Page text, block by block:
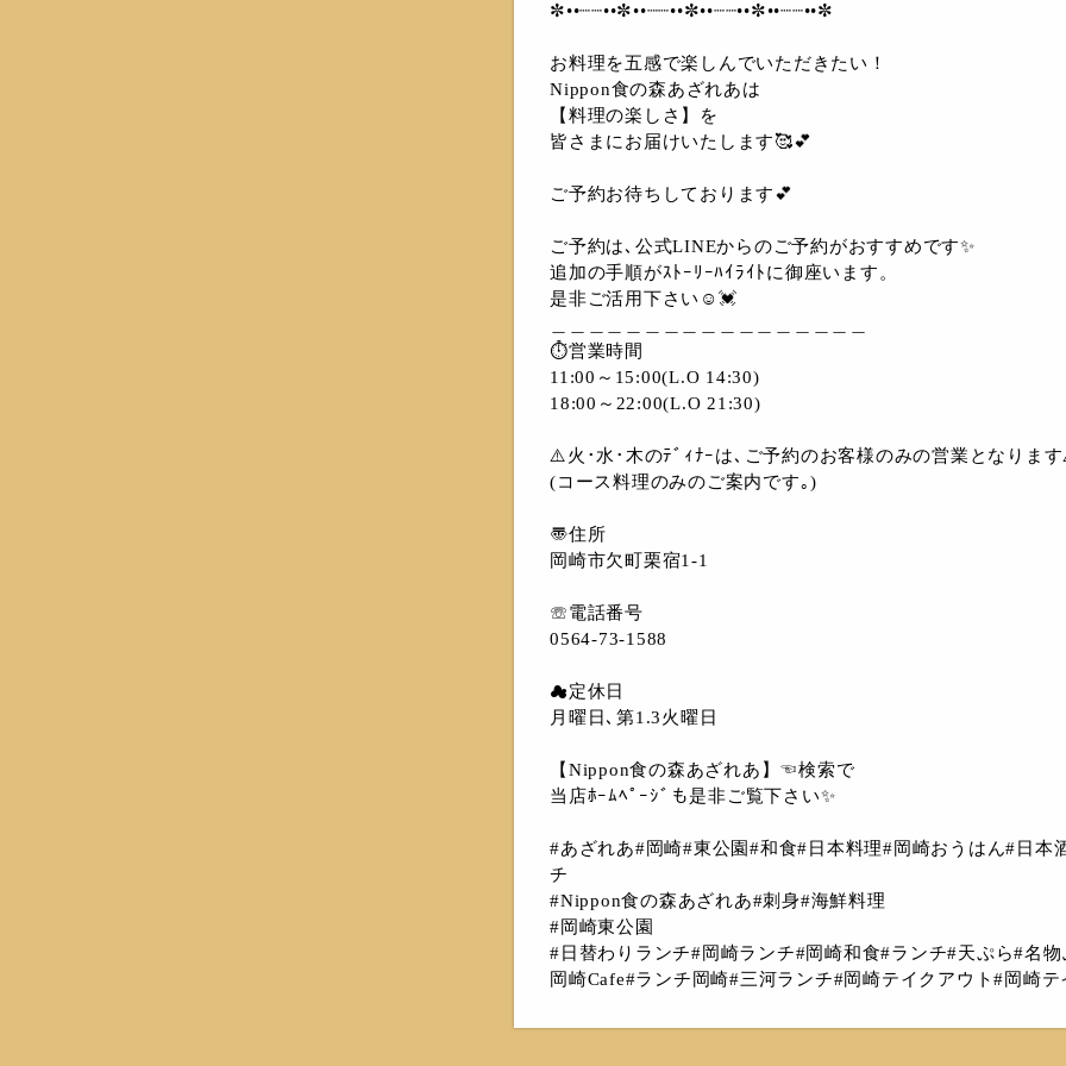
✼••┈┈••✼••┈┈••✼••┈┈••✼••┈┈••✼
お料理を五感で楽しんでいただきたい！
Nippon食の森あざれあは
【料理の楽しさ】を
皆さまにお届けいたします🥰💕
ご予約お待ちしております💕
ご予約は､公式LINEからのご予約がおすすめです✨
追加の手順がｽﾄｰﾘｰﾊｲﾗｲﾄに御座います。
是非ご活用下さい☺️💓
⏱営業時間
11:00～15:00(L.O 14:30)
18:00～22:00(L.O 21:30)
⚠️火･水･木のﾃﾞｨﾅｰは､ご予約のお客様のみの営業となりま
(コース料理のみのご案内です｡)
〠住所
岡崎市欠町栗宿1-1
☏電話番号
0564-73-1588
☁︎定休日
月曜日､第1.3火曜日
【Nippon食の森あざれあ】☜検索で
当店ﾎｰﾑﾍﾟｰｼﾞも是非ご覧下さい✨
#あざれあ#岡崎#東公園#和食#日本料理#岡崎おうはん#日本
チ
#Nippon食の森あざれあ#刺身#海鮮料理
#岡崎東公園
#日替わりランチ#岡崎ランチ#岡崎和食#ランチ#天ぷら#名
岡崎Cafe#ランチ岡崎#三河ランチ#岡崎テイクアウト#岡崎